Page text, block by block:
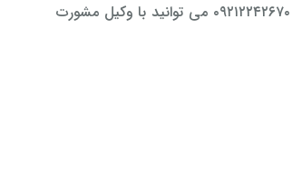
دیگر نیازی به مراجعه حضوری به دفتر وکیل و یا مشاور حقوقی نمی باشد. تنها با یک تماس با شماره ۰۹۲۱۲۲۴۲۶۷۰ می توانید با وکیل مشورت